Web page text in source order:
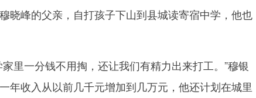
峰的父亲，自打孩子下山到县城读寄宿中学，他也
一分钱不用掏，还让我们有精力出来打工。”穆银
年收入从以前几千元增加到几万元，他还计划在城里